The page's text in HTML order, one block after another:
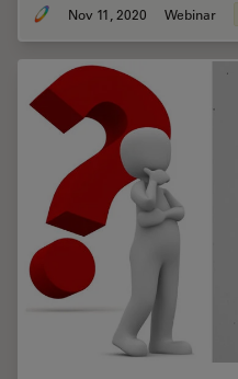
Nov 11, 2020 Webinar